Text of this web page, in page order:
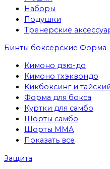
Наборы
Подушки
Тренерские
Бинты боксерские Форма
Кимоно дзю-до
Кимоно тхэквондо
Кикбоксинг и
Форма для бокса
Куртки для самбо
Шорты самбо
Шорты MMA
Показать все
Защита